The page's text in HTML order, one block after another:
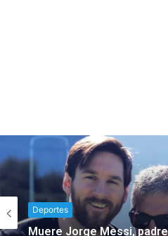
Deportes
Muere Jorge Messi,